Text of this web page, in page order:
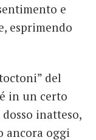
e
esprimendo
del
in un certo
inatteso,
ancora oggi